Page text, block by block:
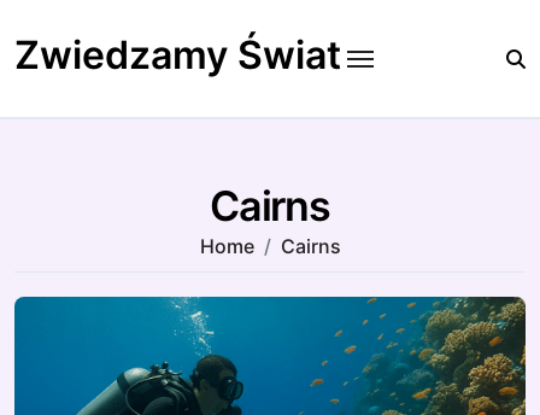
to
content
Zwiedzamy Świat
Cairns
Home Cairns